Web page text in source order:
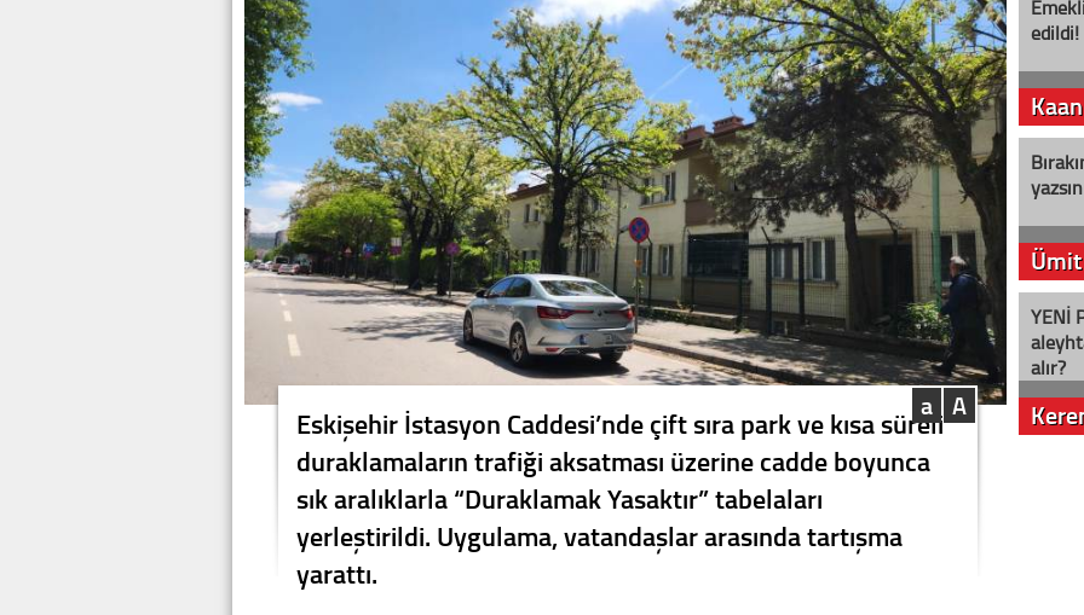
A
a
Eskişehir İstasyon Caddesi’nde çift sıra park ve kısa süreli
duraklamaların trafiği aksatması üzerine cadde boyunca
sık aralıklarla “Duraklamak Yasaktır” tabelaları
yerleştirildi. Uygulama, vatandaşlar arasında tartışma
yarattı.
edildi!
yazsın
YENİ
alır?